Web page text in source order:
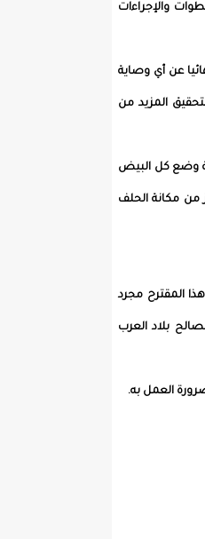
والإجراءات
عن أي وصاية
المزيد من
وضع كل البيض
من مكانة الحلف
المقترح مجرد
بلاد العرب
العمل به.